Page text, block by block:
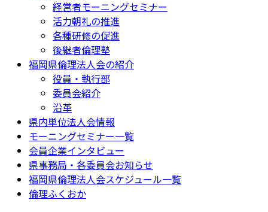
経営者モーニングセミナー
活力朝礼の推進
各種研修の促進
後継者倫理塾
福岡県倫理法人会の紹介
役員・執行部
委員会紹介
沿革
県内単位法人会情報
モーニングセミナー一覧
会員企業インタビュー
県事務局・各委員会お知らせ
福岡県倫理法人会スケジュール一覧
倫理ふくおか